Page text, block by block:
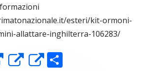
esteri/kit-ormoni-
allattare-inghilterra-106283/
ApreApre
Apre